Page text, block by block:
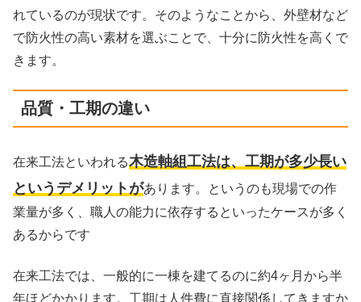
れているのが現状です。そのようなことから、外壁材など
で防火性の高い素材を選ぶことで、十分に防火性を高くで
きます。
品質・工期の違い
在来工法といわれる木造軸組工法は、工期が多少長い
というデメリットがあります。というのも現場での作
業量が多く、職人の能力に依存するといったケースが多く
あるからです
在来工法では、一般的に一棟を建てるのに約4ヶ月から半
年ほどかかります。工期は人件費に直接関係してきますか